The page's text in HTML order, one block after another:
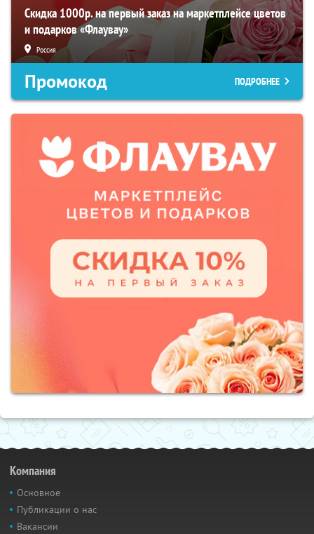
Скидка 1000р. на первый заказ на маркетплейсе цветов
и подарков «Флаувау»
Россия
Промокод ПОДРОБНЕЕ
Компания
Основное
Публикации о нас
Вакансии